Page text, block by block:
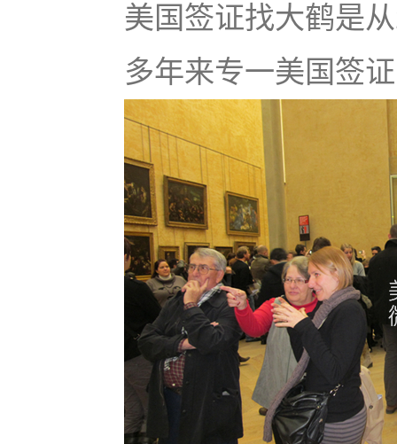
美国签证找大鹤是
多年来专一美国签